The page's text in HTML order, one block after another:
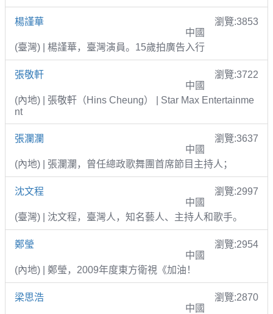
楊謹華
瀏覽:3853
中國
(臺灣) | 楊謹華，臺灣演員。15歲拍廣告入行
張敬軒
瀏覽:3722
中國
(內地) | 張敬軒（Hins Cheung） | Star Max Entertainme
nt
張瀾瀾
瀏覽:3637
中國
(內地) | 張瀾瀾，曾任總政歌舞團首席節目主持人；
沈文程
瀏覽:2997
中國
(臺灣) | 沈文程，臺灣人，知名藝人、主持人和歌手。
鄭瑩
瀏覽:2954
中國
(內地) | 鄭瑩，2009年度東方衛視《加油！
梁思浩
瀏覽:2870
中國